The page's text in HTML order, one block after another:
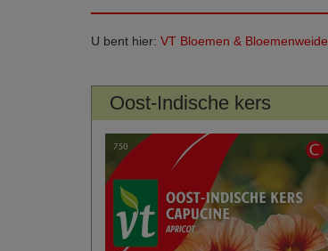
U bent hier: VT Bloemen & Bloemenweide
Oost-Indische kers